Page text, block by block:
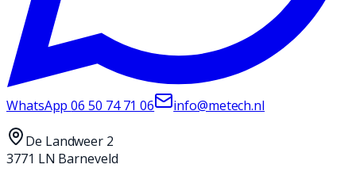
WhatsApp06 50 74 71 06 info@metech.nl
De Landweer 2
3771 LN Barneveld